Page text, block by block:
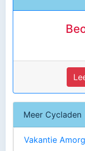
Meer Cycladen
Vakantie